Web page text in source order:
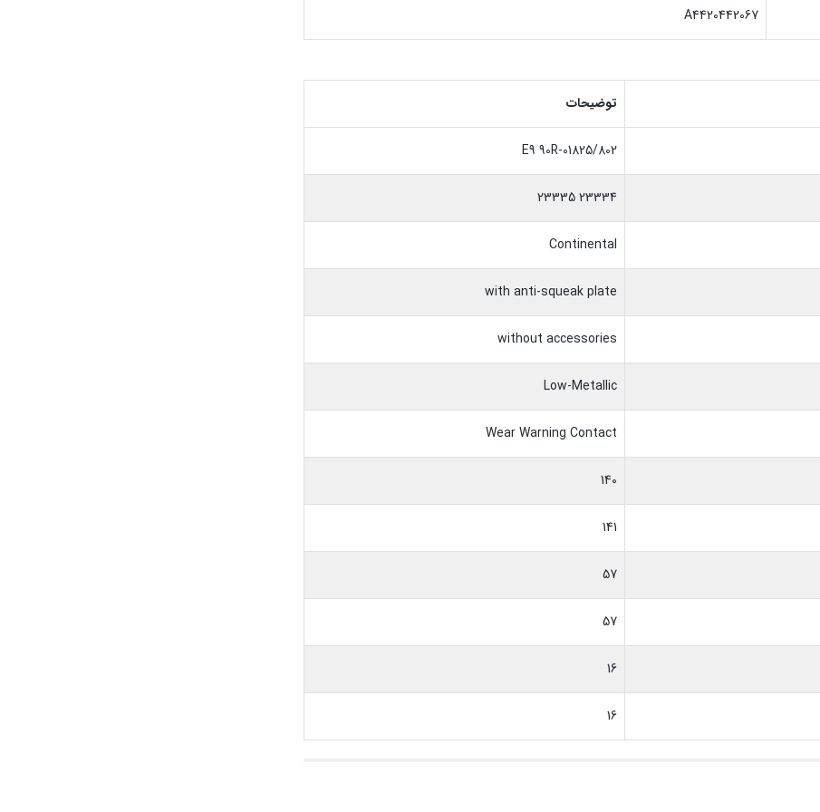
A4420442067
توضیحات
E9 90R-01825/802
23334 23335
Continental
with anti-squeak plate
without accessories
Low-Metallic
Wear Warning Contact
140
141
57
57
16
16